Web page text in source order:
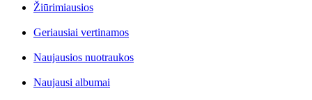
Žiūrimiausios
Geriausiai vertinamos
Naujausios nuotraukos
Naujausi albumai